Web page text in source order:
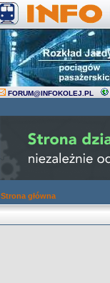
FORUM@INFOKOLEJ.PL
Strona główna